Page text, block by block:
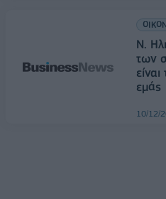
Ν.
των
εμάς
10/12/